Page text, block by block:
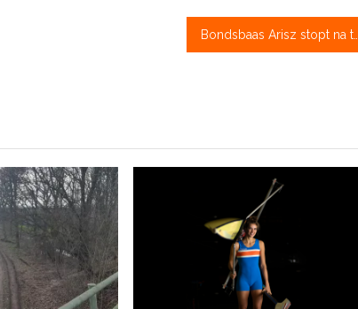
Bondsbaas Arisz